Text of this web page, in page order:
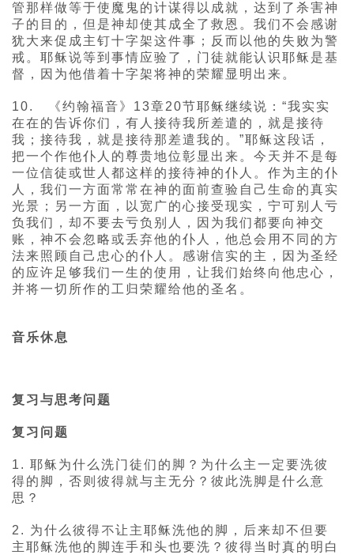
管那样做等于使魔鬼的计谋得以成就，达到了杀害神
子的目的，但是神却使其成全了救恩。我们不会感谢
犹大来促成主钉十字架这件事；反而以他的失败为警
戒。耶稣说等到事情应验了，门徒就能认识耶稣是基
督，因为他借着十字架将神的荣耀显明出来。
10. 《约翰福音》13章20节耶稣继续说：“我实实
在在的告诉你们，有人接待我所差遣的，就是接待
我；接待我，就是接待那差遣我的。”耶稣这段话，
把一个作他仆人的尊贵地位彰显出来。今天并不是每
一位信徒或世人都这样的接待神的仆人。作为主的仆
人，我们一方面常常在神的面前查验自己生命的真实
光景；另一方面，以宽广的心接受现实，宁可别人亏
负我们，却不要去亏负别人，因为我们都要向神交
账，神不会忽略或丢弃他的仆人，他总会用不同的方
法来照顾自己忠心的仆人。感谢信实的主，因为圣经
的应许足够我们一生的使用，让我们始终向他忠心，
并将一切所作的工归荣耀给他的圣名。
音乐休息
复习与思考问题
复习问题
1. 耶稣为什么洗门徒们的脚？为什么主一定要洗彼
得的脚，否则彼得就与主无分？彼此洗脚是什么意
思？
2. 为什么彼得不让主耶稣洗他的脚，后来却不但要
主耶稣洗他的脚连手和头也要洗？彼得当时真的明白